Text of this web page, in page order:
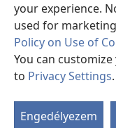
your experience.
used for
Policy on Use of
You can
to Privacy Settings.
Engedélyezem
Copyright© 2026 Watch
FELHASZNÁLÁSI